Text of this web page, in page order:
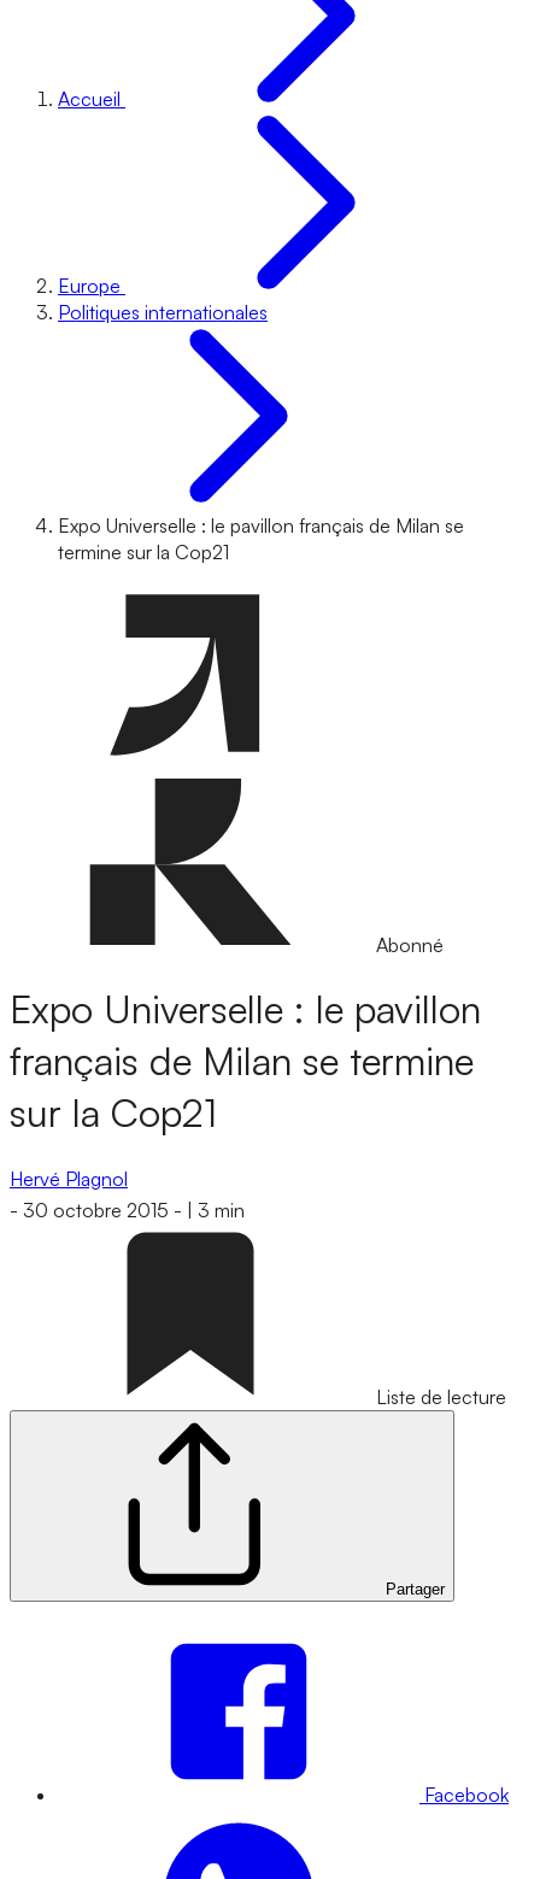
Accueil
Europe
Politiques internationales
Expo Universelle : le pavillon français de Milan se
termine sur la Cop21
Abonné
Expo Universelle : le pavillon
français de Milan se termine
sur la Cop21
Hervé Plagnol
- 30 octobre 2015 - 3 min
Liste de lecture
Partager
Facebook